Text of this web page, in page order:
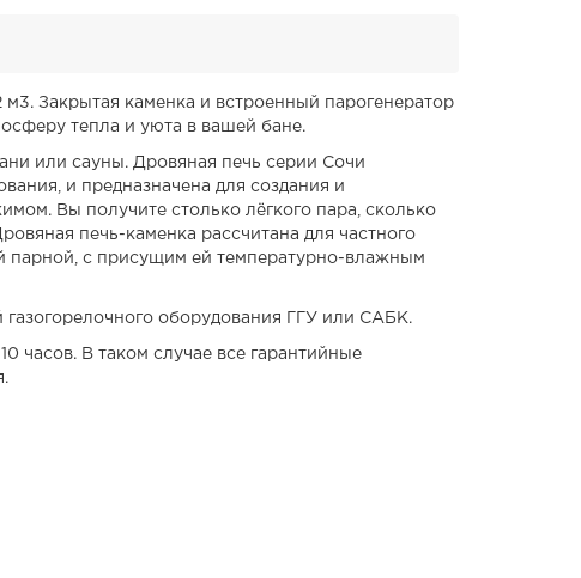
Закрытая каменка и встроенный парогенератор
тепла и уюта в вашей бане.
или сауны. Дровяная печь серии Сочи
и предназначена для создания и
Вы получите столько лёгкого пара, сколько
печь-каменка рассчитана для частного
парной, с присущим ей температурно-влажным
оборудования ГГУ или САБК.
часов. В таком случае все гарантийные